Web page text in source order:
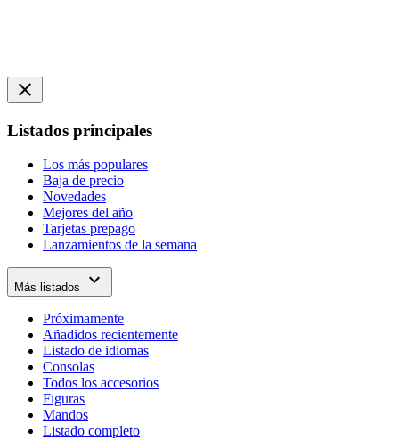
close
Listados principales
Los más populares
Baja de precio
Novedades
Mejores del año
Tarjetas prepago
Lanzamientos de la semana
Más listados expand_more
Próximamente
Añadidos recientemente
Listado de idiomas
Consolas
Todos los accesorios
Figuras
Mandos
Listado completo